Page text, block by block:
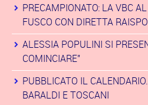
PRECAMPIONATO: LA VBC
FUSCO CON DIRETTA
ALESSIA POPULINI SI
COMINCIARE"
PUBBLICATO IL
BARALDI E TOSCANI